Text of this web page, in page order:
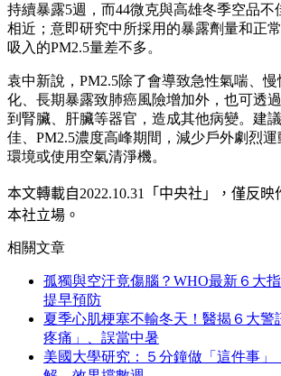
持續暴露5週，而44微克與高雄冬季空品不
相近；意即研究中所採用的暴露劑量和正
吸入的PM2.5量差不多。
袁中新說，PM2.5除了會導致急性氣喘、
化、長期暴露致肺癌風險增加外，也可透
到腎臟、肝臟等器官，造成其他病變。建
佳、PM2.5濃度高峰期間，減少戶外劇烈
環境或使用空氣清淨機。
本文轉載自2022.10.31 「中央社」
，僅反
本社立場。
相關文章
孤獨與空汙竟傷腦？WHO最新６大
提早預防
夏季心肌梗塞不輸冬天！醫揭６大警
疼痛」、誤當中暑
美國大學研究：５分鐘做「這件事」